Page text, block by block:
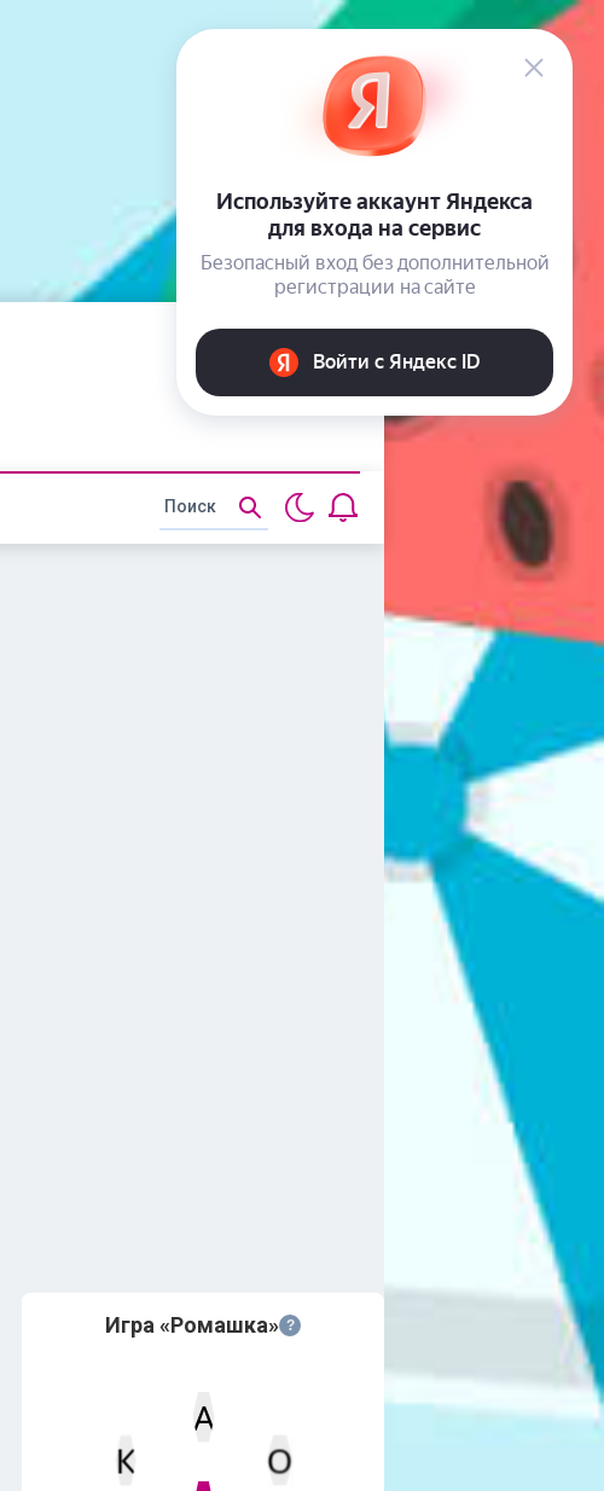
Игра «Ромашка» ?
Мин. кол-во очков
А
К
О